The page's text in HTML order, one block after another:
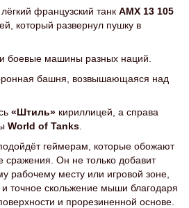
французский танк AMX 13 105
который развернул пушку в
боевые машины разных наций.
башня, возвышающаяся над
«Штиль» кириллицей, а справа
World of Tanks
геймерам, которые обожают
сражения. Он не только добавит
рабочему месту или игровой зоне,
точное скольжение мыши благодаря
и прорезиненной основе.